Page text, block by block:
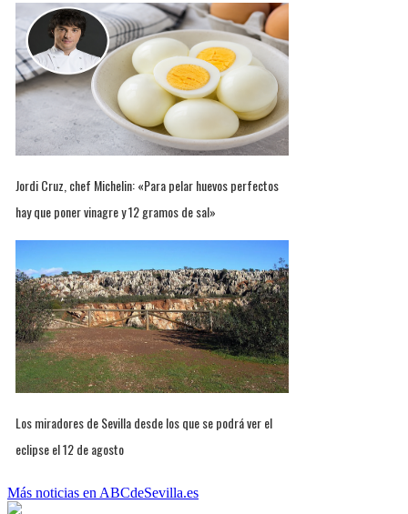
Jordi Cruz, chef Michelin: «Para pelar huevos perfectos
hay que poner vinagre y 12 gramos de sal»
Los miradores de Sevilla desde los que se podrá ver el
eclipse el 12 de agosto
Más noticias en ABCdeSevilla.es